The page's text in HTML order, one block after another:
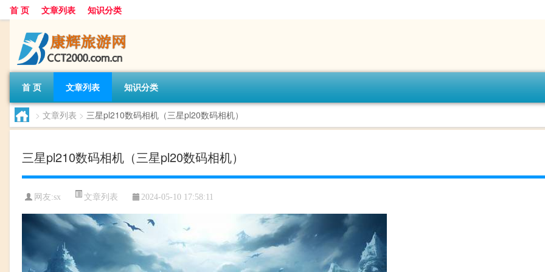
首 页 文章列表 知识分类
首 页 文章列表 知识分类
> 文章列表 > 三星pl210数码相机（三星pl20数码相机）
三星pl210数码相机（三星pl20数码相机）
网友:sx 文章列表 2024-05-10 17:58:11